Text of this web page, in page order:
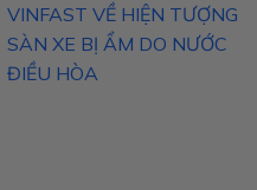
VINFAST VỀ HIỆN TƯỢNG
SÀN XE BỊ ẨM DO NƯỚC
ĐIỀU HÒA